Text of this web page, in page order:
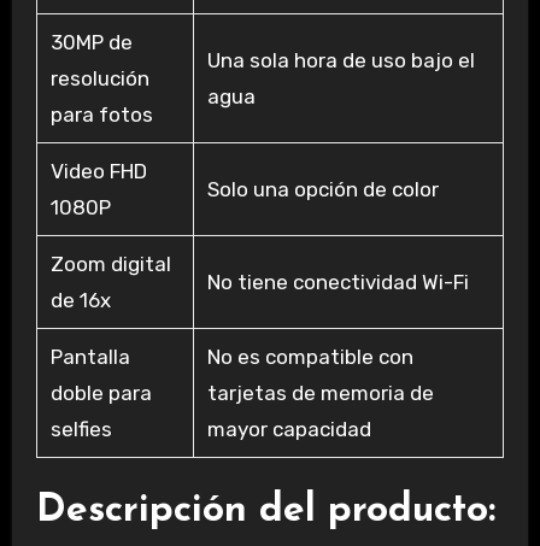
30MP de
resolución
para fotos
Una sola hora de uso bajo el
agua
Video FHD
1080P
Solo una opción de color
Zoom digital
de 16x
No tiene conectividad Wi-Fi
Pantalla
doble para
selfies
No es compatible con
tarjetas de memoria de
mayor capacidad
Descripción del producto: